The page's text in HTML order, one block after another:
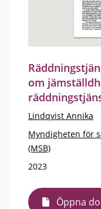
om
Lindqvist Annika
Myndigheten för
(MSB)
2023
Öppna